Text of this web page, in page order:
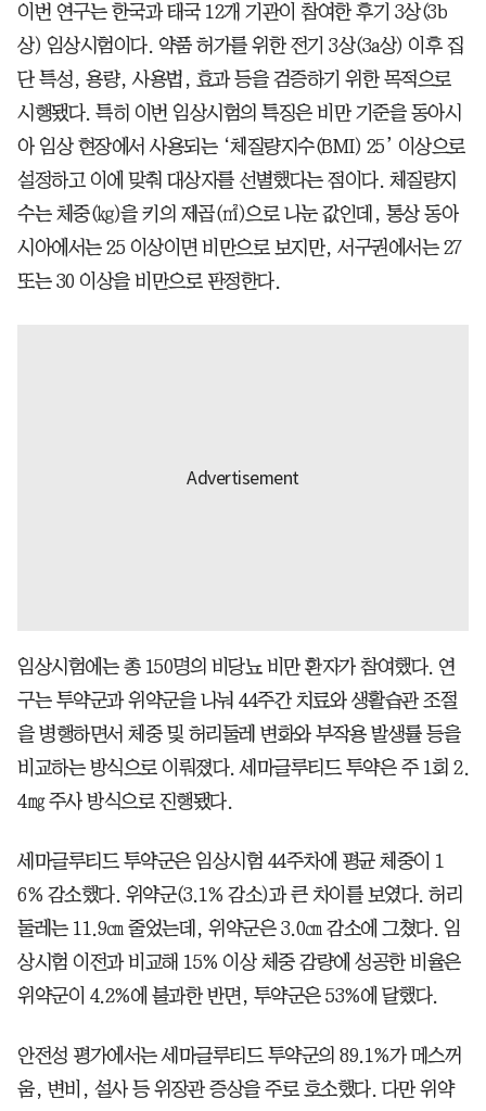
이번 연구는 한국과 태국 12개 기관이 참여한 후기 3상(3b
상) 임상시험이다. 약품 허가를 위한 전기 3상(3a상) 이후 집
단 특성, 용량, 사용법, 효과 등을 검증하기 위한 목적으로
시행됐다. 특히 이번 임상시험의 특징은 비만 기준을 동아시
아 임상 현장에서 사용되는 ‘체질량지수(BMI) 25’ 이상으로
설정하고 이에 맞춰 대상자를 선별했다는 점이다. 체질량지
수는 체중(㎏)을 키의 제곱(㎡)으로 나눈 값인데, 통상 동아
시아에서는 25 이상이면 비만으로 보지만, 서구권에서는 27
또는 30 이상을 비만으로 판정한다.
임상시험에는 총 150명의 비당뇨 비만 환자가 참여했다. 연
구는 투약군과 위약군을 나눠 44주간 치료와 생활습관 조절
을 병행하면서 체중 및 허리둘레 변화와 부작용 발생률 등을
비교하는 방식으로 이뤄졌다. 세마글루티드 투약은 주 1회 2.
4㎎ 주사 방식으로 진행됐다.
세마글루티드 투약군은 임상시험 44주차에 평균 체중이 1
6% 감소했다. 위약군(3.1% 감소)과 큰 차이를 보였다. 허리
둘레는 11.9㎝ 줄었는데, 위약군은 3.0㎝ 감소에 그쳤다. 임
상시험 이전과 비교해 15% 이상 체중 감량에 성공한 비율은
위약군이 4.2%에 불과한 반면, 투약군은 53%에 달했다.
안전성 평가에서는 세마글루티드 투약군의 89.1%가 메스꺼
움, 변비, 설사 등 위장관 증상을 주로 호소했다. 다만 위약